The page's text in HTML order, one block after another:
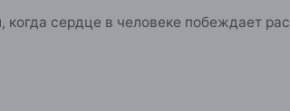
сердце в человеке побеждает